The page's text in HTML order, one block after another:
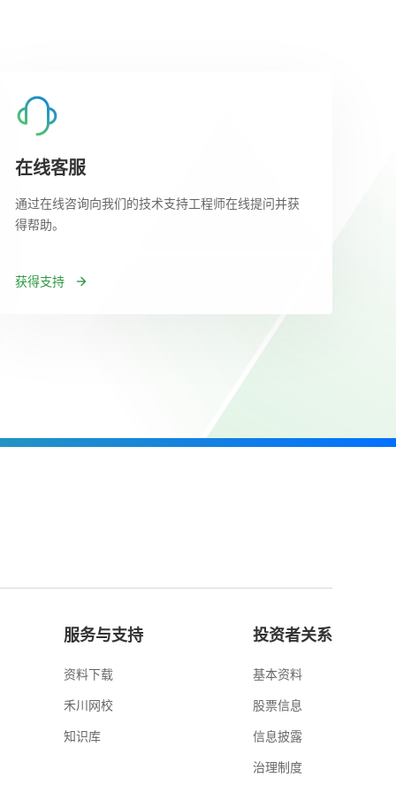
在线客服
通过在线咨询向我们的技术支持工程师在线提问并获
得帮助。
获得支持
服务与支持
资料下载
禾川网校
知识库
投资者关系
基本资料
股票信息
信息披露
治理制度